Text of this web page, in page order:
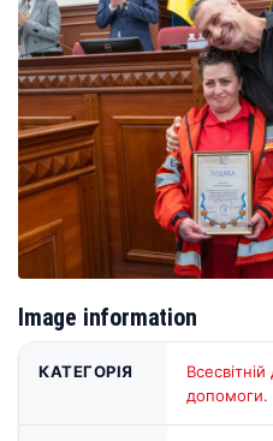
Image information
КАТЕГОРІЯ